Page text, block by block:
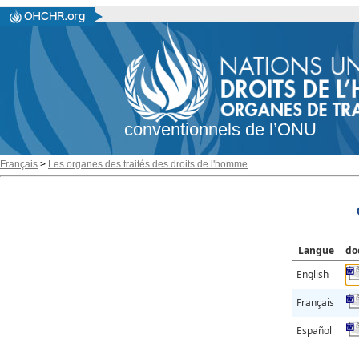
conventionnels de l’ONU
Français > Les organes des traités des droits de l'homme
Langue
English
Français
Español